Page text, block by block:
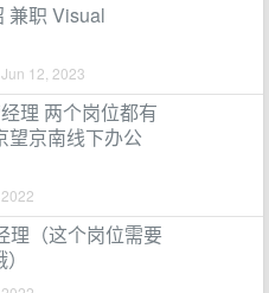
兼职 Visual
Jun 12, 2023
理 两个岗位都有
望京南线下办公
理（这个岗位需要